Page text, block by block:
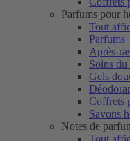
Parfums pour
Tout
Parfums
Après-
Soins du
Gels
Coffrets
Savons
Notes de
Tout